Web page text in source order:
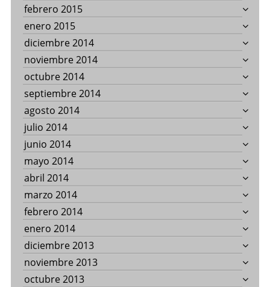
febrero 2015
enero 2015
diciembre 2014
noviembre 2014
octubre 2014
septiembre 2014
agosto 2014
julio 2014
junio 2014
mayo 2014
abril 2014
marzo 2014
febrero 2014
enero 2014
diciembre 2013
noviembre 2013
octubre 2013